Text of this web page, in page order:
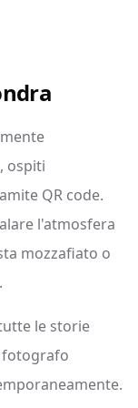
ospiti
QR code.
l'atmosfera
mozzafiato o
le storie
fotografo